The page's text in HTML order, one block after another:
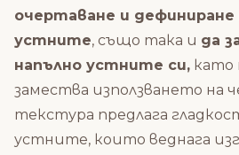
очертаване и дефиниране
устните, също така и да
напълно устните си, като
замества използването на
текстура предлага
устните, които веднага